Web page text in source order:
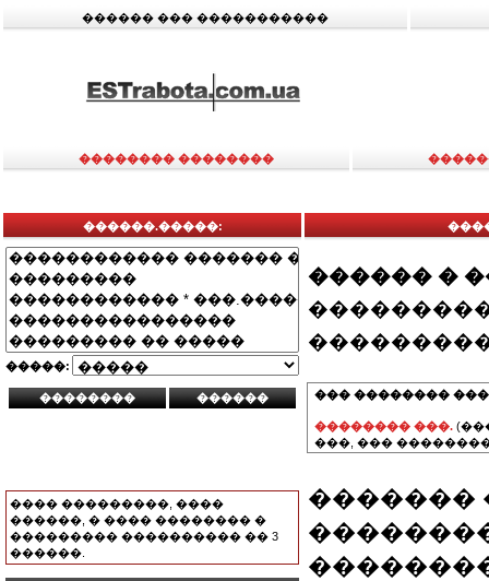
������ ��� �����������
�������� ��������
������.�����:
�����:
���� ���������, ����
������, � ���� �������� �
��������� ���������� �� 3
������.
������ �
��� ��������
�������� ���.
���, ���
�������